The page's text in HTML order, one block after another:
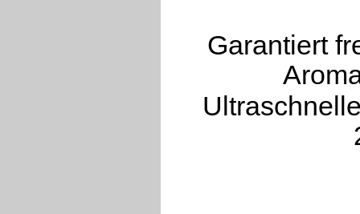
Garantiert